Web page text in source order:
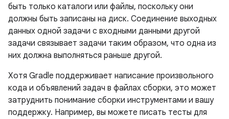
быть только каталоги или файлы, поскольку они
должны быть записаны на диск. Соединение выходных
данных одной задачи с входными данными другой
задачи связывает задачи таким образом, что одна из
них должна выполняться раньше другой.
Хотя Gradle поддерживает написание произвольного
кода и объявлений задач в файлах сборки, это может
затруднить понимание сборки инструментами и вашу
поддержку. Например, вы можете писать тесты для